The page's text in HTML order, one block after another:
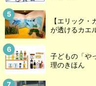
【エリック
が透けるカエ
子どもの「や
理のきほん